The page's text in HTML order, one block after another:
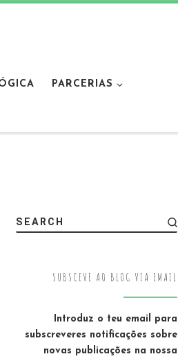
PARCERIAS
SEARCH
SUBSCEVE AO BLOG VIA EMAIL
Introduz o teu email para
subscreveres notificações sobre
novas publicações na nossa